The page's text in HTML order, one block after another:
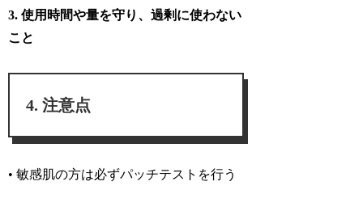
3. 使用時間や量を守り、過剰に使わない
こと
注意点
• 敏感肌の方は必ずパッチテストを行う